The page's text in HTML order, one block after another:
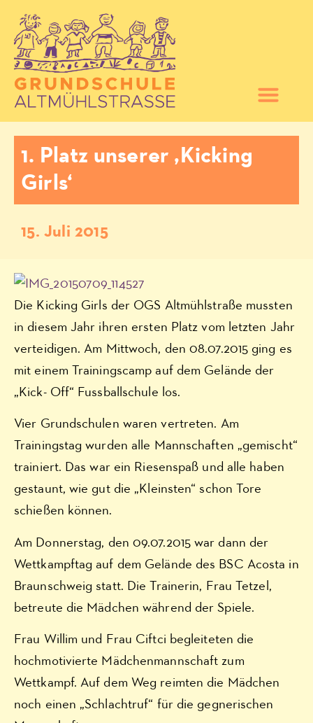
1. Platz unserer ‚Kicking
Girls‘
15. Juli 2015
Die Kicking Girls der OGS Altmühlstraße mussten
in diesem Jahr ihren ersten Platz vom letzten Jahr
verteidigen. Am Mittwoch, den 08.07.2015 ging es
mit einem Trainingscamp auf dem Gelände der
„Kick- Off“ Fussballschule los.
Vier Grundschulen waren vertreten. Am
Trainingstag wurden alle Mannschaften „gemischt“
trainiert. Das war ein Riesenspaß und alle haben
gestaunt, wie gut die „Kleinsten“ schon Tore
schießen können.
Am Donnerstag, den 09.07.2015 war dann der
Wettkampftag auf dem Gelände des BSC Acosta in
Braunschweig statt. Die Trainerin, Frau Tetzel,
betreute die Mädchen während der Spiele.
Frau Willim und Frau Ciftci begleiteten die
hochmotivierte Mädchenmannschaft zum
Wettkampf. Auf dem Weg reimten die Mädchen
noch einen „Schlachtruf“ für die gegnerischen